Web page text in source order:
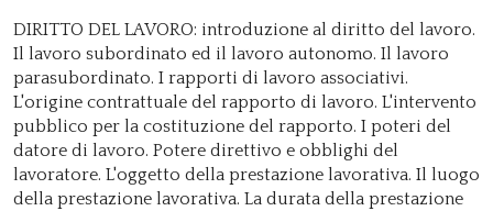
DIRITTO DEL LAVORO: introduzione al diritto del lavoro.
Il lavoro subordinato ed il lavoro autonomo. Il lavoro
parasubordinato. I rapporti di lavoro associativi.
L'origine contrattuale del rapporto di lavoro. L'intervento
pubblico per la costituzione del rapporto. I poteri del
datore di lavoro. Potere direttivo e obblighi del
lavoratore. L'oggetto della prestazione lavorativa. Il luogo
della prestazione lavorativa. La durata della prestazione